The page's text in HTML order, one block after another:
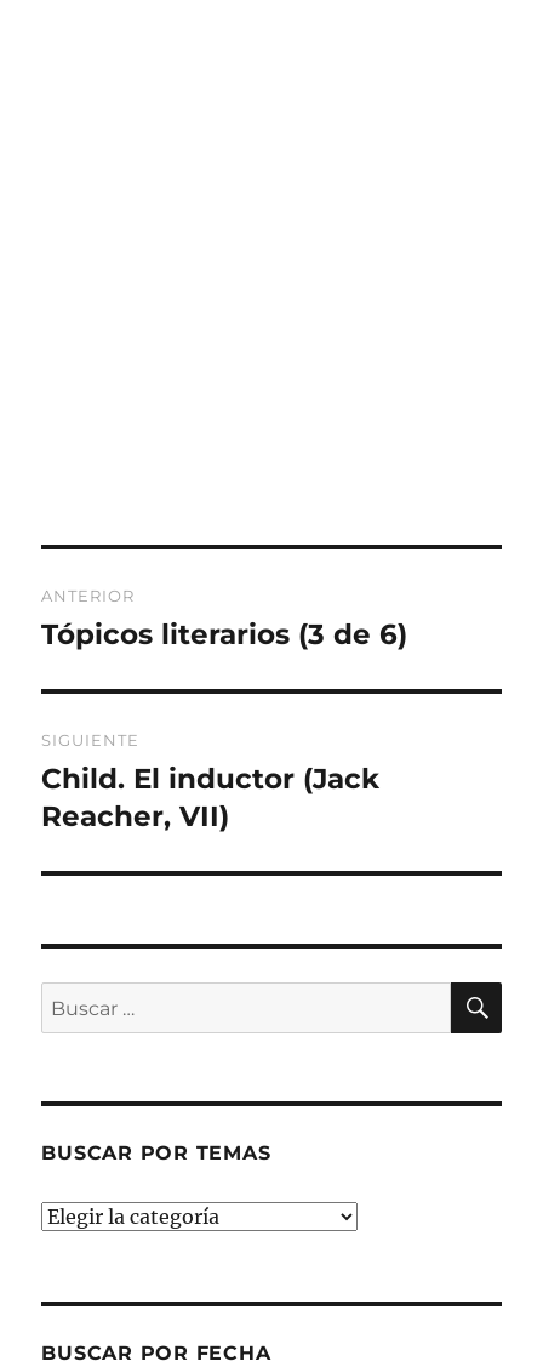
de
ANTERIOR
Entrada
Tópicos literarios (3 de 6)
SIGUIENTE
Entrada
siguiente:
Child. El inductor (Jack
Reacher, VII)
Buscar
por:
BUSCAR POR TEMAS
Buscar
BUSCAR POR FECHA